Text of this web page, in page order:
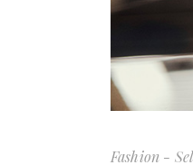
Fashion -